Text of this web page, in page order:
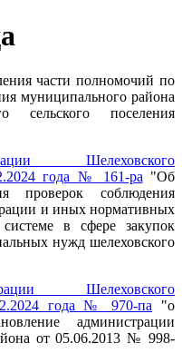
части полномочий по
муниципального района
сельского поселения
Шелеховского
года № 161-ра "Об
проверок соблюдения
и иных нормативных
в сфере закупок
нужд шелеховского
Шелеховского
года № 970-па "о
администрации
от 05.06.2013 № 998-